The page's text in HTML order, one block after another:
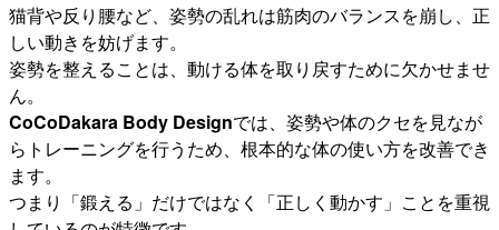
猫背や反り腰など、姿勢の乱れは筋肉のバランスを崩し、正
しい動きを妨げます。
姿勢を整えることは、動ける体を取り戻すために欠かせませ
ん。
CoCoDakara Body Designでは、姿勢や体のクセを見なが
らトレーニングを行うため、根本的な体の使い方を改善でき
ます。
つまり「鍛える」だけではなく「正しく動かす」ことを重視